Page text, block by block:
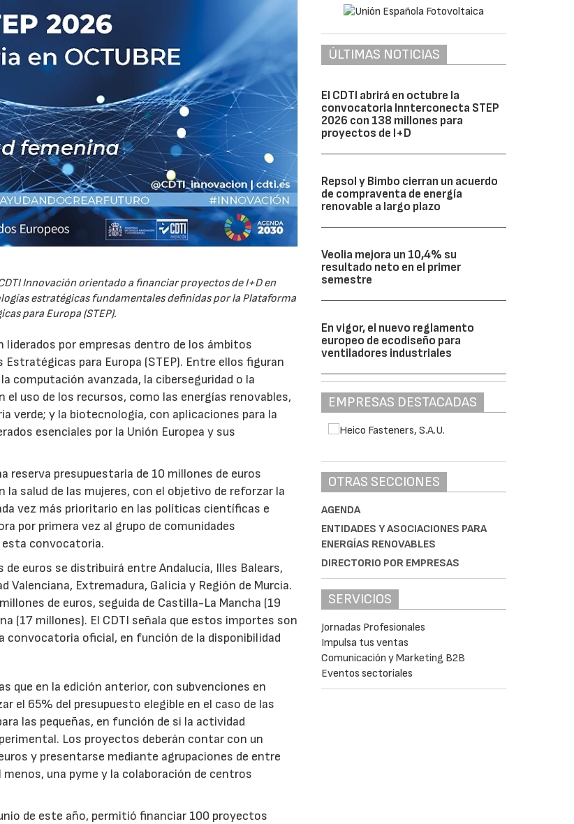
Innovación orientado a financiar proyectos de I+D en
estratégicas fundamentales definidas por la Plataforma
para Europa (STEP).
por empresas dentro de los ámbitos
para Europa (STEP). Entre ellos figuran
avanzada, la ciberseguridad o la
uso de los recursos, como las energías renovables,
verde; y la biotecnología, con aplicaciones para la
esenciales por la Unión Europea y sus
reserva presupuestaria de 10 millones de euros
salud de las mujeres, con el objetivo de reforzar la
vez más prioritario en las políticas científicas e
por primera vez al grupo de comunidades
esta convocatoria.
euros se distribuirá entre Andalucía, Illes Balears,
Valenciana, Extremadura, Galicia y Región de Murcia.
de euros, seguida de Castilla-La Mancha (19
(17 millones). El CDTI señala que estos importes son
convocatoria oficial, en función de la disponibilidad
que en la edición anterior, con subvenciones en
el 65% del presupuesto elegible en el caso de las
las pequeñas, en función de si la actividad
Los proyectos deberán contar con un
y presentarse mediante agrupaciones de entre
una pyme y la colaboración de centros
de este año, permitió financiar 100 proyectos
ÚLTIMAS NOTICIAS
El CDTI abrirá en octubre la
convocatoria Innterconecta STEP
2026 con 138 millones para
proyectos de I+D
Repsol y Bimbo cierran un acuerdo
de compraventa de energía
renovable a largo plazo
Veolia mejora un 10,4% su
resultado neto en el primer
semestre
En vigor, el nuevo reglamento
europeo de ecodiseño para
ventiladores industriales
EMPRESAS DESTACADAS
OTRAS SECCIONES
AGENDA
ENTIDADES Y ASOCIACIONES PARA
ENERGÍAS RENOVABLES
DIRECTORIO POR EMPRESAS
SERVICIOS
Jornadas Profesionales
Impulsa tus ventas
Comunicación y Marketing B2B
Eventos sectoriales